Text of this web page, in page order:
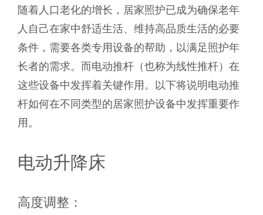
随着人口老化的增长，居家照护已成为确保老年
人自己在家中舒适生活、维持高品质生活的必要
条件，需要各类专用设备的帮助，以满足照护年
长者的需求。而电动推杆（也称为线性推杆）在
这些设备中发挥着关键作用。以下将说明电动推
杆如何在不同类型的居家照护设备中发挥重要作
用。
电动升降床
高度调整：